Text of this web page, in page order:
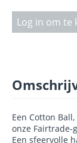
Log in om te
Een Cotton
onze Fairtrade-
Een sfeervolle